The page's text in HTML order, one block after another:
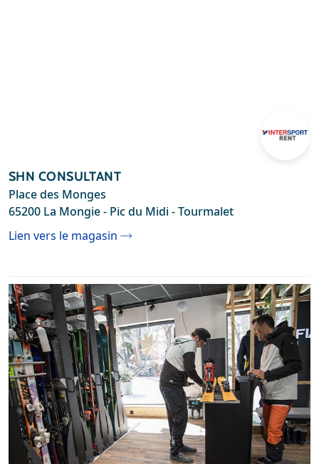
SHN CONSULTANT
Place des Monges
65200 La Mongie - Pic du Midi - Tourmalet
Lien vers le magasin